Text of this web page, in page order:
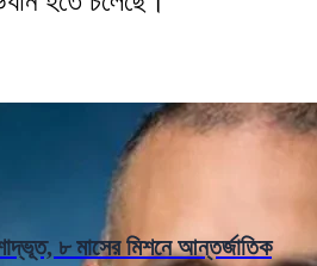
৮ মাসের মিশনে আন্তর্জাতিক